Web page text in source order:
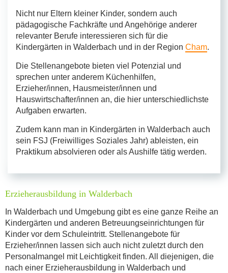
Nicht nur Eltern kleiner Kinder, sondern auch
pädagogische Fachkräfte und Angehörige anderer
relevanter Berufe interessieren sich für die
Kindergärten in Walderbach und in der Region Cham.
Die Stellenangebote bieten viel Potenzial und
sprechen unter anderem Küchenhilfen,
Erzieher/innen, Hausmeister/innen und
Hauswirtschafter/innen an, die hier unterschiedlichste
Aufgaben erwarten.
Zudem kann man in Kindergärten in Walderbach auch
sein FSJ (Freiwilliges Soziales Jahr) ableisten, ein
Praktikum absolvieren oder als Aushilfe tätig werden.
Erzieherausbildung in Walderbach
In Walderbach und Umgebung gibt es eine ganze Reihe an
Kindergärten und anderen Betreuungseinrichtungen für
Kinder vor dem Schuleintritt. Stellenangebote für
Erzieher/innen lassen sich auch nicht zuletzt durch den
Personalmangel mit Leichtigkeit finden. All diejenigen, die
nach einer Erzieherausbildung in Walderbach und